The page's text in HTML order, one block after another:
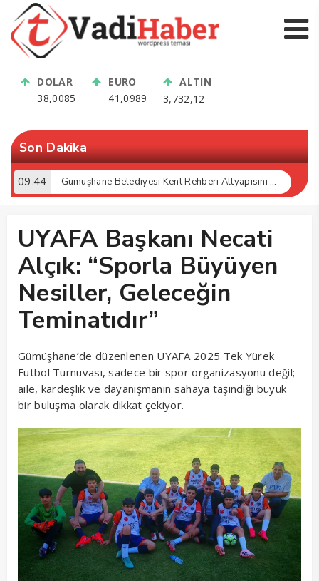
DOLAR
38,0085
EURO
41,0989
ALTIN
3,732,12
Son Dakika
09:44 Gümüşhane Belediyesi Kent Rehberi Altyapısını Dijital Ruhsat Bilgi Sistemi ile Güçlendirdi
UYAFA Başkanı Necati
Alçık: “Sporla Büyüyen
Nesiller, Geleceğin
Teminatıdır”
Gümüşhane’de düzenlenen UYAFA 2025 Tek Yürek
Futbol Turnuvası, sadece bir spor organizasyonu değil;
aile, kardeşlik ve dayanışmanın sahaya taşındığı büyük
bir buluşma olarak dikkat çekiyor.